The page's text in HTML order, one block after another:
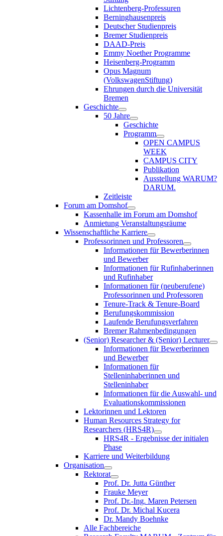
Lichtenberg-Professuren
Berninghausenpreis
Deutscher Studienpreis
Bremer Studienpreis
DAAD-Preis
Emmy Noether Programme
Heisenberg-Programm
Opus Magnum
(VolkswagenStiftung)
Ehrungen durch die Universität
Bremen
Geschichte
50 Jahre
Geschichte
Programm
OPEN CAMPUS
WEEK
CAMPUS CITY
Publikation
Ausstellung WARUM?
DARUM.
Zeitleiste
Forum am Domshof
Kassenhalle im Forum am Domshof
Anmietung Veranstaltungsräume
Wissenschaftliche Karriere
Professorinnen und Professoren
Informationen für Bewerberinnen
und Bewerber
Informationen für Rufinhaberinnen
und Rufinhaber
Informationen für (neuberufene)
Professorinnen und Professoren
Tenure-Track & Tenure-Board
Berufungskommission
Laufende Berufungsverfahren
Bremer Rahmenbedingungen
(Senior) Researcher & (Senior) Lecturer
Informationen für Bewerberinnen
und Bewerber
Informationen für
Stelleninhaberinnen und
Stelleninhaber
Informationen für die Auswahl- und
Evaluationskommissionen
Lektorinnen und Lektoren
Human Resources Strategy for
Researchers (HRS4R)
HRS4R - Ergebnisse der initialen
Phase
Karriere und Weiterbildung
Organisation
Rektorat
Prof. Dr. Jutta Günther
Frauke Meyer
Prof. Dr.-Ing. Maren Petersen
Prof. Dr. Michal Kucera
Dr. Mandy Boehnke
Alle Fachbereiche